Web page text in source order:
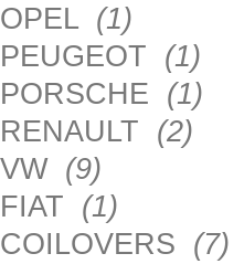
OPEL (1)
PEUGEOT (1)
PORSCHE (1)
RENAULT (2)
VW (9)
FIAT (1)
COILOVERS (7)